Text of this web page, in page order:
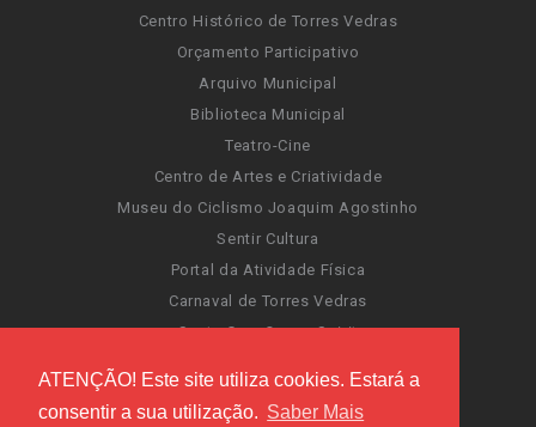
ATENÇÃO! Este site utiliza cookies. Estará a
consentir a sua utilização. Saber Mais
Centro Histórico de Torres Vedras
Orçamento Participativo
Arquivo Municipal
Biblioteca Municipal
Teatro-Cine
Centro de Artes e Criatividade
Museu do Ciclismo Joaquim Agostinho
Sentir Cultura
Portal da Atividade Física
Carnaval de Torres Vedras
Santa Cruz Ocean Spirit